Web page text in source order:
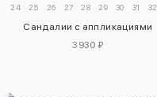
24 25 26 27 28 29 30 31 32
Сандалии с аппликациями
3930 ₽